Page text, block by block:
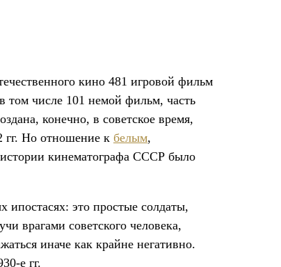
кино 481 игровой фильм
том числе 101 немой фильм, часть
конечно, в советское время,
гг. Но отношение к белым,
кинематографа СССР было
ипостасях: это простые солдаты,
врагами советского человека,
иначе как крайне негативно.
е гг.